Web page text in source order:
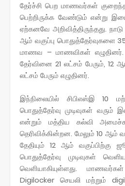
தேர்ச்சி பெற மாணவர்கள்
பெற்றிருக்க வேண்டும் என்று
ஏற்கனவே அறிவித்திருந்தது. நாடு
ஆம் வகுப்பு பொதுத்தேர்வுகளை
மாணவ – மாணவிகள் எழுதினர்.
தேர்வினை 21 லட்சம் பேரும், 12
லட்சம் பேரும் எழுதினர்.
இந்நிலையில் சிபிஎஸ்இ 10
பொதுத்தேர்வு முடிவுகள் வரும்
என்றும் மத்திய கல்வி
தெரிவிக்கின்றன. மேலும் 10 ஆம்
தேதியும் 12 ஆம் வகுப்பிற்கு
பொதுத்தேர்வு முடிவுகள்
வெளியாகியுள்ளது.
Digilocker செயலி மற்றும்